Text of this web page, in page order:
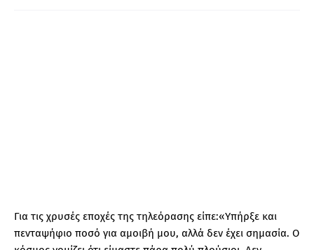
Για τις χρυσές εποχές της τηλεόρασης είπε:«Υπήρξε και
πενταψήφιο ποσό για αμοιβή μου, αλλά δεν έχει σημασία. Ο